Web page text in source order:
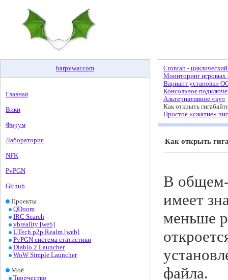
harpywar.com
Главная
Вики
Форум
Лаборатория
NFK
PvPGN
Github
Проекты
QDoom
IRC Search
vbreality [web]
UTech p2p Realm [web]
PvPGN система статистики
Diablo 2 Launcher
WoW Simple Launcher
Моё
Творчество
Crontab -
Мониторинг игровых
Вариант установки
Консольное
Альтернативное «ку»
Как открыть
Простое «сжатие»
Как открыть
В общем-
имеет
меньше
файла.